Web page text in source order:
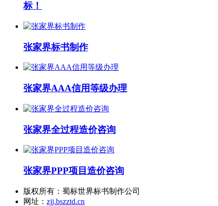
标！
张家界标书制作
张家界AAA信用等级办理
张家界全过程造价咨询
张家界PPP项目造价咨询
版权所有：蜀标世界标书制作公司
网址： zjj.bszztd.cn